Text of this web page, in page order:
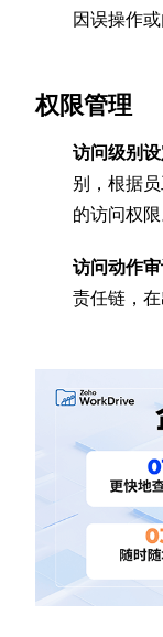
因误操作
权限管理
访问级别设
别，根据
的访问权限
访问动作审
责任链，